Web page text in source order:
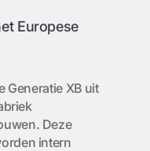
Europese
Generatie XB uit
Deze
intern